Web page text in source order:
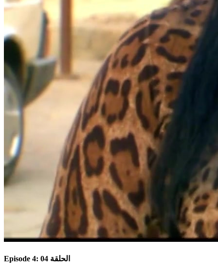
Episode 4: الحلقة 04